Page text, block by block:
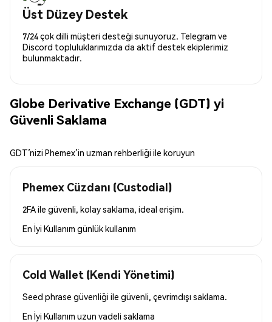
Üst Düzey Destek
7/24 çok dilli müşteri desteği sunuyoruz. Telegram ve
Discord topluluklarımızda da aktif destek ekiplerimiz
bulunmaktadır.
Globe Derivative Exchange (GDT) yi
Güvenli Saklama
GDT’nizi Phemex’in uzman rehberliği ile koruyun
Phemex Cüzdanı (Custodial)
2FA ile güvenli, kolay saklama, ideal erişim.
En İyi Kullanım günlük kullanım
Cold Wallet (Kendi Yönetimi)
Seed phrase güvenliği ile güvenli, çevrimdışı saklama.
En İyi Kullanım uzun vadeli saklama